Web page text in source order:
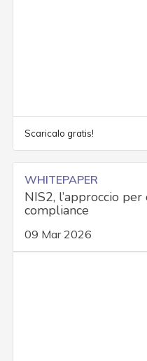
Scaricalo gratis!
WHITEPAPER
NIS2, l’approccio
compliance
09 Mar 2026